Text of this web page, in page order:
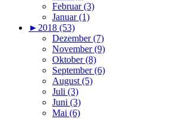
Februar (3)
Januar (1)
► 2018 (53)
Dezember (7)
November (9)
Oktober (8)
September (6)
August (5)
Juli (3)
Juni (3)
Mai (6)